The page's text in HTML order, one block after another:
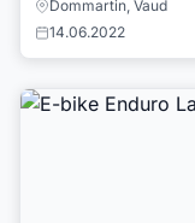
Dommartin, Vaud
14.06.2022